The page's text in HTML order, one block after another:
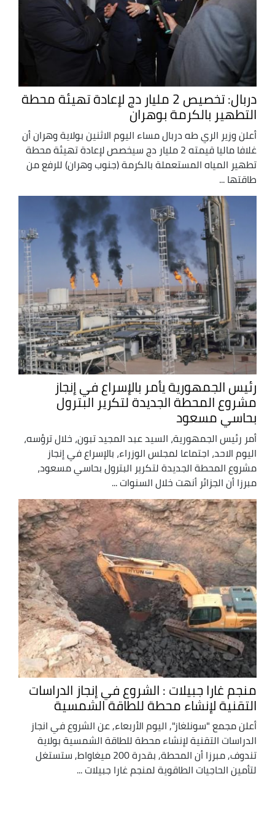
دربال: تخصيص 2 مليار دج لإعادة تهيئة محطة
التطهير بالكرمة بوهران
أعلن وزير الري طه دربال مساء اليوم الاثنين بولاية وهران أن
غلافا ماليا قيمته 2 مليار دج سيخصص لإعادة تهيئة محطة
تطهير المياه المستعملة بالكرمة (جنوب وهران) للرفع من
طاقتها ...
رئيس الجمهورية يأمر بالإسراع في إنجاز
مشروع المحطة الجديدة لتكرير البترول
بحاسي مسعود
أمر رئيس الجمهورية، السيد عبد المجيد تبون، خلال ترؤسه،
اليوم الاحد، اجتماعا لمجلس الوزراء، بالإسراع في إنجاز
مشروع المحطة الجديدة لتكرير البترول بحاسي مسعود،
مبرزا أن الجزائر أنهت خلال السنوات ...
منجم غارا جبيلات : الشروع في إنجاز الدراسات
التقنية لإنشاء محطة للطاقة الشمسية
أعلن مجمع "سونلغاز", اليوم الأربعاء, عن الشروع في انجاز
الدراسات التقنية لإنشاء محطة للطاقة الشمسية بولاية
تندوف, مبرزا أن المحطة, بقدرة 200 ميغاواط, ستستغل
لتأمين الحاجيات الطاقوية لمنجم غارا جبيلات ...